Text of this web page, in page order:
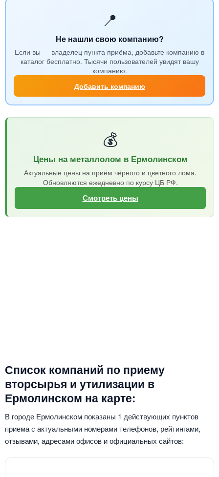
📍
Не нашли свою компанию?
Если вы — владелец пункта приёма, добавьте компанию в
каталог бесплатно. Тысячи пользователей увидят вашу
компанию.
Добавить компанию
💰
Цены на металлолом в Ермолинском
Актуальные цены на приём чёрного и цветного лома.
Обновляются ежедневно по курсу ЦБ РФ.
Смотреть цены
Список компаний по приему
вторсырья и утилизации в
Ермолинском на карте:
В городе Ермолинском показаны 1 действующих пунктов
приема с актуальными номерами телефонов, рейтингами,
отзывами, адресами офисов и официальных сайтов: